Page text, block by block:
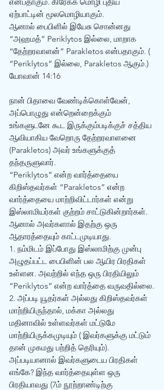
ஏற்பாட்டின் மூலமொழியாகும்.
ஆனால் பைபிளில் இயேசு சொன்னது
“அஹமத்” Periklytos இல்லை, மாறாக
“தேற்றரவாளன்” Parakletos என்பதாகும். (
“Periklytos” இல்லை, Parakletos ஆகும்.)
யோவான் 14:16
நான் பிதாவை வேண்டிக்கொள்வேன்,
அப்பொழுது என்றென்றைக்கும்
உங்களுடனே கூட இருக்கும்படிக்குச் சத்திய
ஆவியாகிய வேறொரு தேற்றரவாளனை
(Parakletos) அவர் உங்களுக்குத்
தந்தருளுவார்.
“Periklytos” என்ற வார்த்தையை
கிறிஸ்தவர்கள் “Parakletos” என்ற
வார்த்தையை மாற்றிவிட்டார்கள் என்று
இஸ்லாமியர்கள் குற்றம் சாட்டுகின்றார்கள்.
ஆனால் அவர்களால் இதற்கு ஒரு
ஆதாரத்தையும் காட்டமுடியாது.
1. நம்மிடம் இப்போது இஸ்லாமிற்கு முன்பு
அழுதப்பட்ட பைபிளின் பல ஆயிர பிரதிகள்
உள்ளன. அவற்றில் எந்த ஒரு பிரதியிலும்
“Periklytos” என்ற வார்த்தை வருவதில்லை.
2. அப்படி யூதர்கள் அல்லது கிறிஸ்தவர்கள்
மாற்றியிருந்தால், மக்கா அல்லது
மதினாவில் உள்ளவர்கள் மட்டுமே
மாற்றியிருக்கமுடியும் ( இவர்களுக்கு மட்டும்
தான் முகமது பற்றித் தெரியும்).
அப்படியானால் இவர்களுடைய பிரதிகள்
எங்கே? இந்த வார்த்தையுள்ள ஒரு
பிரதியாவது (7ம் நூற்றாண்டிற்கு